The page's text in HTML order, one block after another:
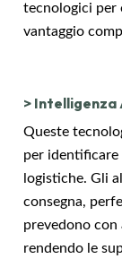
tecnologici per
vantaggio
> Intelligenza
Queste
per identificare
logistiche. Gli
consegna,
prevedono con
rendendo le